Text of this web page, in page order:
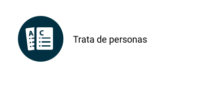
Trata de personas